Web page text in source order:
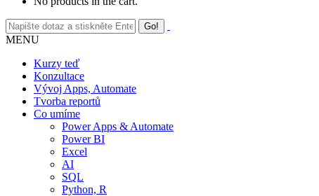
MENU
Kurzy teď
Konzultace
Vývoj Apps, Automate
Tvorba reportů
Co umíme
Power Apps & Automate
Power BI
Excel
AI
SQL
Python, R